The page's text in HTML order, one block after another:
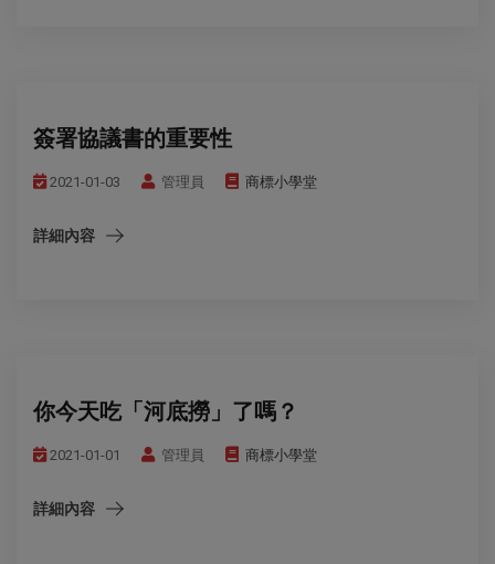
簽署協議書的重要性
2021-01-03 管理員 商標小學堂
詳細內容
你今天吃「河底撈」了嗎？
2021-01-01 管理員 商標小學堂
詳細內容